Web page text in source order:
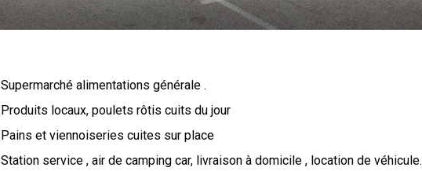
Supermarché alimentations générale .
Produits locaux, poulets rôtis cuits du jour
Pains et viennoiseries cuites sur place
Station service , air de camping car, livraison à domicile , location de véhicule.